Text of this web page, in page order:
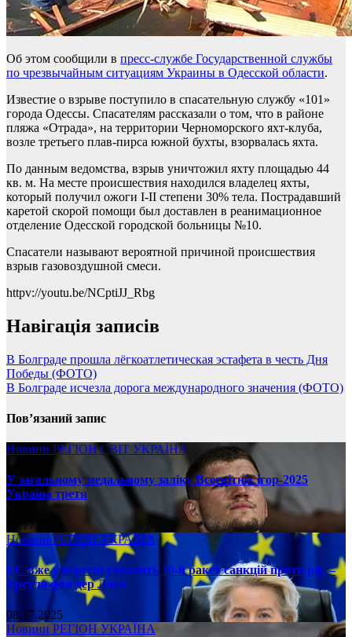
Об этом сообщили в пресс-службе Государственной службы
по чрезвычайным ситуациям Украины в Одесской области.
Известие о взрыве поступило в спасательную службу «101»
города Одессы. Спасателям рассказали о том, что в районе
пляжа «Отрада», на территории Черноморского яхт-клуба,
возле третьего плав-пирса южной бухты, взорвалась яхта.
По данным ведомства, взрыв уничтожил яхту площадью 44
кв. м. На месте происшествия находился владелец яхты,
который получил ожоги I-II степени 30% тела. Пострадавший
каретой скорой помощи был доставлен в реанимационное
отделение Одесской городской больницы №10.
Спасатели называют вероятной причиной происшествия
взрыв газовоздушной смеси.
httpv://youtu.be/NCptiJJ_Rbg
Навігація записів
В Болграде прошла лёгкоатлетическая эстафета в честь Дня
Победы (ФОТО)
В Болграде исчезла дорога международного значения (ФОТО)
Пов’язаний запис
Новини РЕГІОНСВІТ УКРАЇНА
У загальному медальному заліку Всесвітніх ігор-2025
Україна третя
08.17.2025
НовиниРЕГІОН УКРАЇНА
ЄС вже у вересні ухвалить 19-й ракет санкцій проти рф, –
Урсула фон дер Ляєн
08.17.2025
Новини РЕГІОН УКРАЇНА